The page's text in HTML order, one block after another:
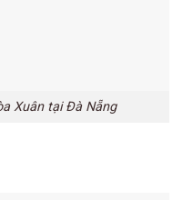
Xuân tại Đà Nẵng